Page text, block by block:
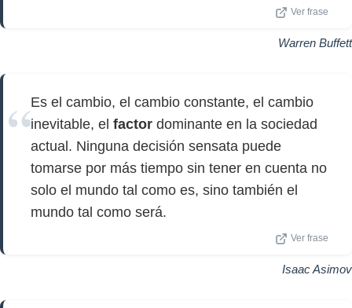
Ver frase
Warren Buffett
Es el cambio, el cambio constante, el cambio
inevitable, el factor dominante en la sociedad
actual. Ninguna decisión sensata puede
tomarse por más tiempo sin tener en cuenta no
solo el mundo tal como es, sino también el
mundo tal como será.
Ver frase
Isaac Asimov